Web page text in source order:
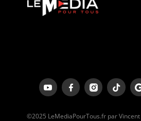
©2025 LeMediaPourTous.fr par Vincent